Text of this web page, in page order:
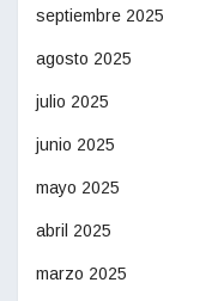
septiembre 2025
agosto 2025
julio 2025
junio 2025
mayo 2025
abril 2025
marzo 2025